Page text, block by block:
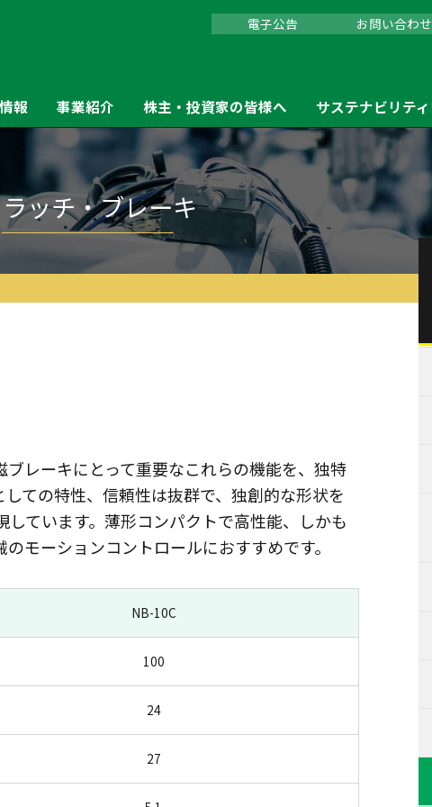
報 事業紹介 株主・投資家の皆様へ サステナビリティ
電子公告 お問い合わせ
ッチ・ブレーキ
レーキにとって重要なこれらの機能を、独特
ての特性、信頼性は抜群で、独創的な形状を
ています。薄形コンパクトで高性能、しかも
モーションコントロールにおすすめです。
NB-10C
100
24
27